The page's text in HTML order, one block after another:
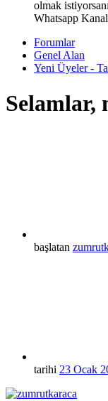
olmak
Whatsapp
Forumlar
Genel Alan
Yeni Üyeler -
Selamlar,
başlatan
tarihi 23 Ocak